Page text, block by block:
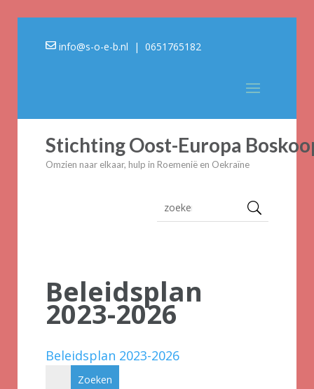
info@s-o-e-b.nl | 0651765182
Stichting Oost-Europa
Omzien naar elkaar, hulp in Roemenië en Oekraïne
Beleidsplan
2023-2026
Beleidsplan 2023-2026